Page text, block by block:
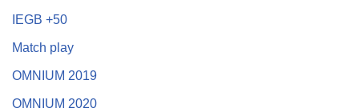
IEGB +50
Match play
OMNIUM 2019
OMNIUM 2020